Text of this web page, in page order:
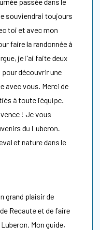
souviendrai toujours
toi et avec mon
faire la randonnée à
je l'ai faite deux
découvrir une
avec vous. Merci de
à toute l'équipe.
! Je vous
du Luberon.
et nature dans le
grand plaisir de
Recaute et de faire
Mon guide,